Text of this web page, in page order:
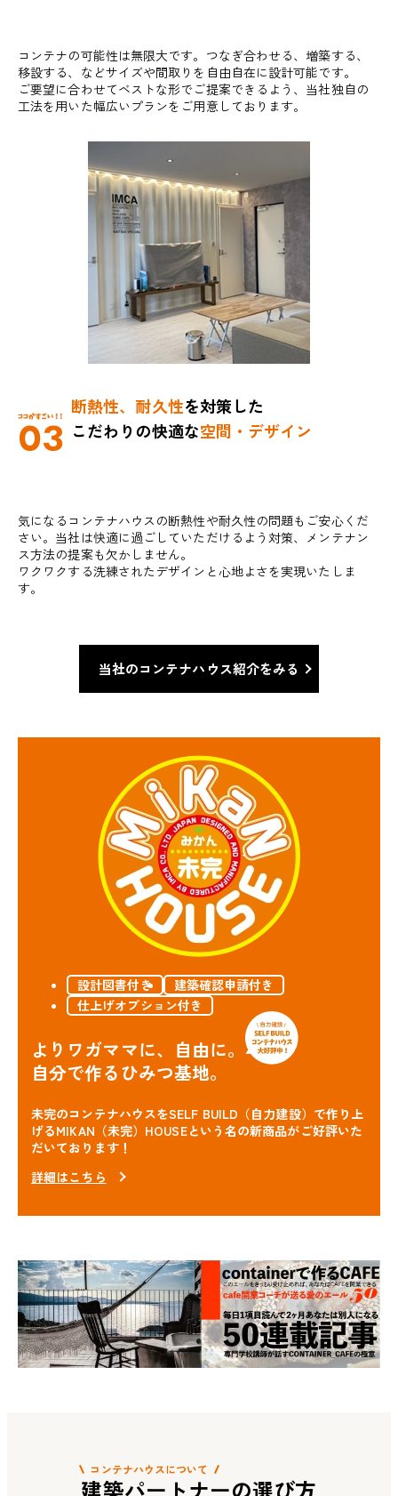
コンテナの可能性は無限大です。つなぎ合わせる、増築する、
移設する、などサイズや間取りを自由自在に設計可能です。
ご要望に合わせてベストな形でご提案できるよう、当社独自の
工法を用いた幅広いプランをご用意しております。
03
断熱性、耐久性を対策した
こだわりの快適な空間・デザイン
気になるコンテナハウスの断熱性や耐久性の問題もご安心くだ
さい。当社は快適に過ごしていただけるよう対策、メンテナン
ス方法の提案も欠かしません。
ワクワクする洗練されたデザインと心地よさを実現いたしま
す。
当社のコンテナハウス紹介をみる
設計図書付き
建築確認申請付き
仕上げオプション付き
よりワガママに、自由に。
自分で作るひみつ基地。
未完のコンテナハウスをSELF BUILD（自力建設）で作り上
げるMIKAN（未完）HOUSEという名の新商品がご好評いた
だいております！
詳細はこちら
コンテナハウスについて
建築パートナーの選び方